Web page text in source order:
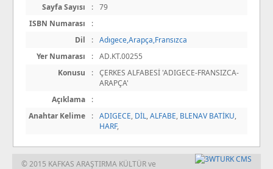
Sayfa Sayısı
: 79
ISBN Numarası
:
Dil
: Adıgece,Arapça,Fransızca
Yer Numarası
: AD.KT.00255
Konusu
: ÇERKES ALFABESİ 'ADIGECE-FRANSIZCA-
ARAPÇA'
Açıklama
:
Anahtar Kelime
: ADIGECE, DİL,ALFABE, BLENAV BATİKU,
HARF,
© 2015 KAFKAS ARAŞTIRMA KÜLTÜR ve